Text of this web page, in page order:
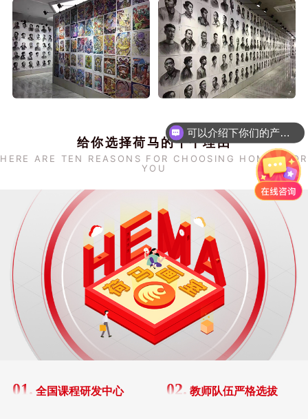
给你选择荷马的十个理由
HERE ARE TEN REASONS FOR CHOOSING HOMER FOR
YOU
01. 全国课程研发中心 02. 教师队伍严格选拔
可以介绍下你们的产品么？